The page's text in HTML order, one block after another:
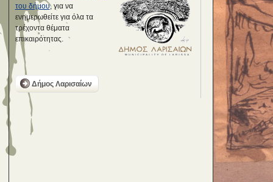
του δήμου, για να
ενημερωθείτε για όλα τα
τρέχοντα θέματα
επικαιρότητας.
Δήμος Λαρισαίων